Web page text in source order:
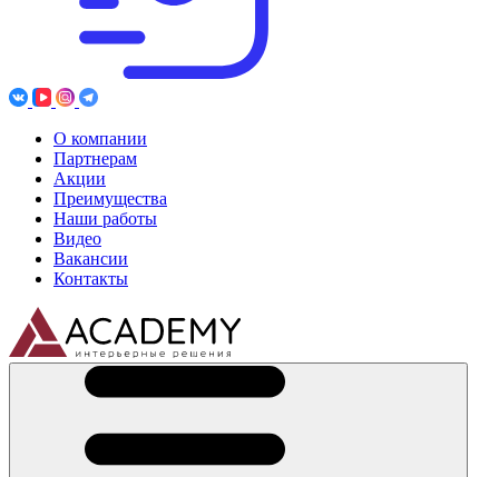
О компании
Партнерам
Акции
Преимущества
Наши работы
Видео
Вакансии
Контакты